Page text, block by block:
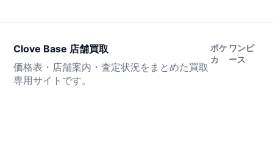
Clove Base 店舗買取
価格表・店舗案内・査定状況をまとめた買取
専用サイトです。
ポケ
カ
ワンピ
ース